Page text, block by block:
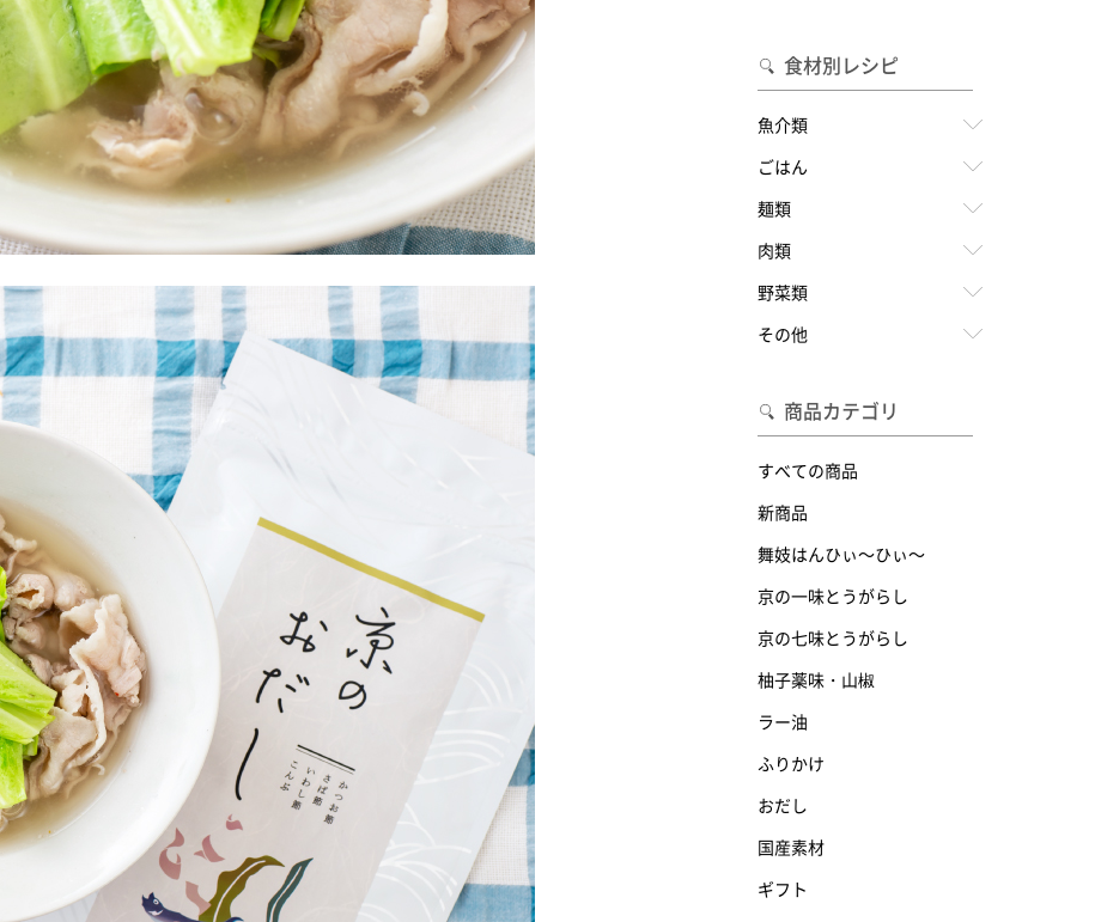
食材別レシピ
魚介類
ごはん
麺類
肉類
野菜類
その他
商品カテゴリ
すべての商品
新商品
舞妓はんひぃ～ひぃ～
京の一味とうがらし
京の七味とうがらし
柚子薬味・山椒
ラー油
ふりかけ
おだし
国産素材
ギフト